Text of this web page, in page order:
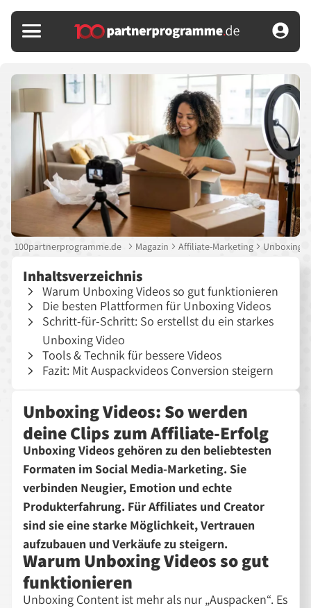
100partnerprogramme.de Magazin Affiliate-Marketing Unboxing
Inhaltsverzeichnis
Warum Unboxing Videos so gut funktionieren
Die besten Plattformen für Unboxing Videos
Schritt-für-Schritt: So erstellst du ein starkes
Unboxing Video
Tools & Technik für bessere Videos
Fazit: Mit Auspackvideos Conversion steigern
Unboxing Videos: So werden
deine Clips zum Affiliate-Erfolg
Unboxing Videos gehören zu den beliebtesten
Formaten im Social Media-Marketing. Sie
verbinden Neugier, Emotion und echte
Produkterfahrung. Für Affiliates und Creator
sind sie eine starke Möglichkeit, Vertrauen
aufzubauen und Verkäufe zu steigern.
Warum Unboxing Videos so gut
funktionieren
Unboxing Content ist mehr als nur Auspacken . Es